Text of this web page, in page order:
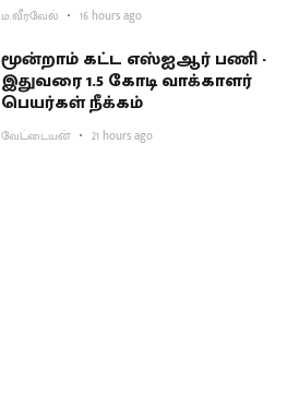
ம.வீரவேல் 16 hours ago
மூன்றாம் கட்ட எஸ்ஐஆர் பணி -
இதுவரை 1.5 கோடி வாக்காளர்
பெயர்கள் நீக்கம்
வேட்டையன் 21 hours ago